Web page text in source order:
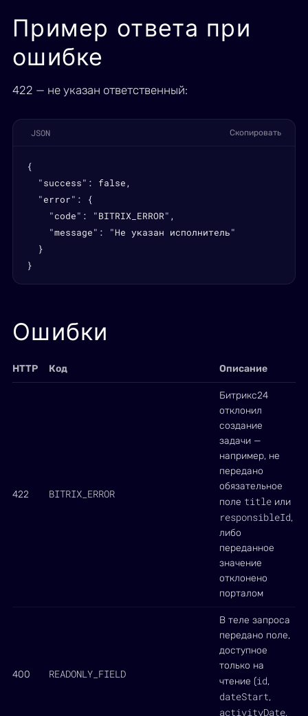
Пример ответа при
ошибке
422 — не указан ответственный:
JSON Скопировать
{
  "success": false,
  "error": {
    "code": "BITRIX_ERROR",
    "message": "Не указан исполнитель"
  }
}
Ошибки
HTTP Код Описание
422 BITRIX_ERROR
Битрикс24
отклонил
создание
задачи —
например, не
передано
обязательное
поле title или
responsibleId,
либо
переданное
значение
отклонено
порталом
400 READONLY_FIELD
В теле запроса
передано поле,
доступное
только на
чтение (id,
dateStart,
activityDate,